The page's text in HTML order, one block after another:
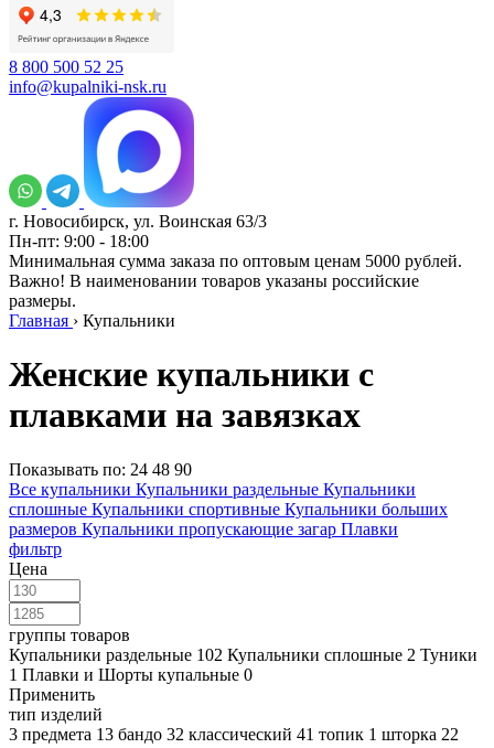
8 800 500 52 25
info@kupalniki-nsk.ru
г. Новосибирск, ул. Воинская 63/3
Пн-пт: 9:00 - 18:00
Минимальная сумма заказа по оптовым ценам 5000 рублей.
Важно! В наименовании товаров указаны российские
размеры.
Главная › Купальники
Женские купальники с
плавками на завязках
Показывать по: 24 48 90
Все купальники Купальники раздельные Купальники
сплошные Купальники спортивные Купальники больших
размеров Купальники пропускающие загар Плавки
фильтр
Цена
группы товаров
Купальники раздельные 102 Купальники сплошные 2 Туники
1 Плавки и Шорты купальные 0
Применить
тип изделий
3 предмета 13 бандо 32 классический 41 топик 1 шторка 22